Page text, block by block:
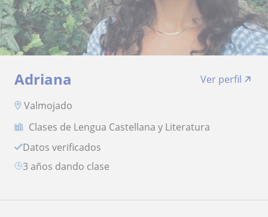
Adriana
Ver perfil
Valmojado
Clases de Lengua Castellana y Literatura
Datos verificados
3 años dando clase